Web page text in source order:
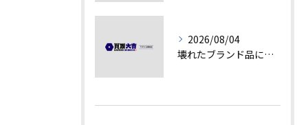
2026/08/04
壊れたブランド品にも価値がつく理由とは